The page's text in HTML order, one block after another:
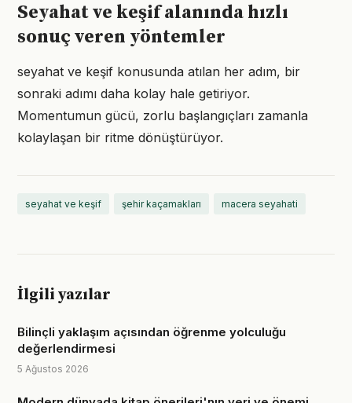
Seyahat ve keşif alanında hızlı
sonuç veren yöntemler
seyahat ve keşif konusunda atılan her adım, bir
sonraki adımı daha kolay hale getiriyor.
Momentumun gücü, zorlu başlangıçları zamanla
kolaylaşan bir ritme dönüştürüyor.
seyahat ve keşif şehir kaçamakları macera seyahati
İlgili yazılar
Bilinçli yaklaşım açısından öğrenme yolculuğu
değerlendirmesi
5 Ağustos 2026